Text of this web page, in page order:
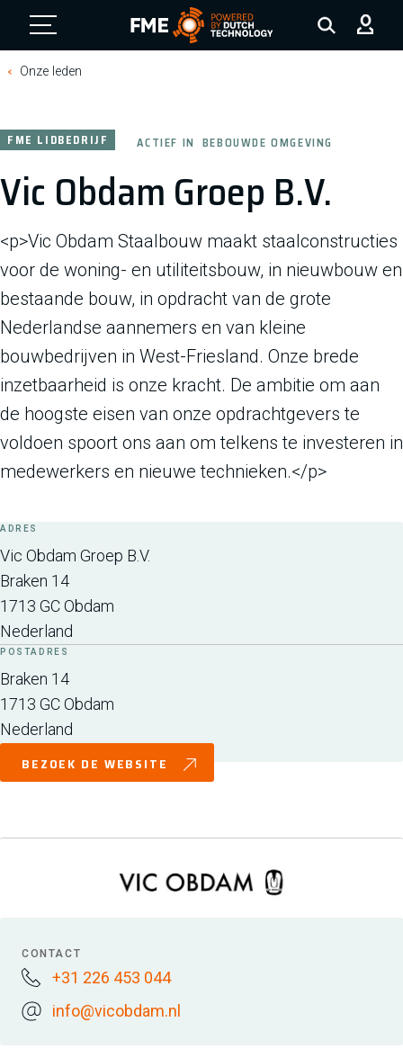
FME Logo, to the homepage
Onze leden
Vic Obdam Groep B.V.
FME LIDBEDRIJF ACTIEF IN BEBOUWDE OMGEVING
<p>Vic Obdam Staalbouw maakt staalconstructies
voor de woning- en utiliteitsbouw, in nieuwbouw en
bestaande bouw, in opdracht van de grote
Nederlandse aannemers en van kleine
bouwbedrijven in West-Friesland. Onze brede
inzetbaarheid is onze kracht. De ambitie om aan
de hoogste eisen van onze opdrachtgevers te
voldoen spoort ons aan om telkens te investeren in
medewerkers en nieuwe technieken.</p>
ADRES
Vic Obdam Groep B.V.
Braken 14
1713 GCObdam
Nederland
POSTADRES
Braken 14
1713 GCObdam
Nederland
BEZOEK DE WEBSITE
CONTACT
+31 226 453 044
info@vicobdam.nl